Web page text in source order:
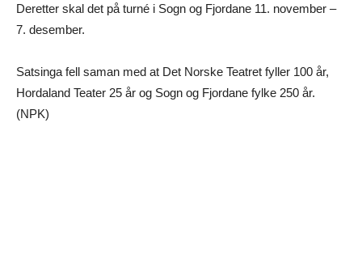
Deretter skal det på turné i Sogn og Fjordane 11. november –
7. desember.
Satsinga fell saman med at Det Norske Teatret fyller 100 år,
Hordaland Teater 25 år og Sogn og Fjordane fylke 250 år.
(NPK)